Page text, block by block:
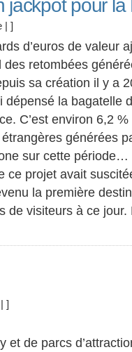
jackpot pour la
| ]
d’euros de valeur
des retombées
sa création il y a
dépensé la bagatelle
C’est environ 6,2
générées
sur cette
ce projet avait
la première
de visiteurs à ce jour.
| ]
et de parcs